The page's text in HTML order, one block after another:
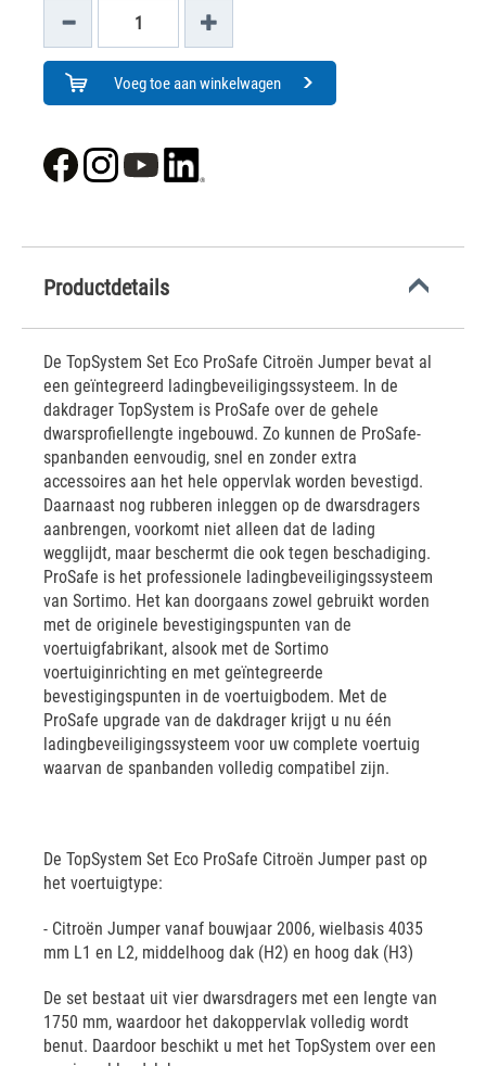
Voeg toe aan winkelwagen
Productdetails
De TopSystem Set Eco ProSafe Citroën Jumper bevat al
een geïntegreerd ladingbeveiligingssysteem. In de
dakdrager TopSystem is ProSafe over de gehele
dwarsprofiellengte ingebouwd. Zo kunnen de ProSafe-
spanbanden eenvoudig, snel en zonder extra
accessoires aan het hele oppervlak worden bevestigd.
Daarnaast nog rubberen inleggen op de dwarsdragers
aanbrengen, voorkomt niet alleen dat de lading
wegglijdt, maar beschermt die ook tegen beschadiging.
ProSafe is het professionele ladingbeveiligingssysteem
van Sortimo. Het kan doorgaans zowel gebruikt worden
met de originele bevestigingspunten van de
voertuigfabrikant, alsook met de Sortimo
voertuiginrichting en met geïntegreerde
bevestigingspunten in de voertuigbodem. Met de
ProSafe upgrade van de dakdrager krijgt u nu één
ladingbeveiligingssysteem voor uw complete voertuig
waarvan de spanbanden volledig compatibel zijn.
De TopSystem Set Eco ProSafe Citroën Jumper past op
het voertuigtype:
- Citroën Jumper vanaf bouwjaar 2006, wielbasis 4035
mm L1 en L2, middelhoog dak (H2) en hoog dak (H3)
De set bestaat uit vier dwarsdragers met een lengte van
1750 mm, waardoor het dakoppervlak volledig wordt
benut. Daardoor beschikt u met het TopSystem over een